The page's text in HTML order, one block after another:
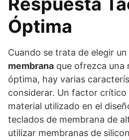
Óptima
Cuando se trata de elegir un
membrana que ofrezca una
óptima, hay varias
considerar. Un factor crítico
material utilizado en el
teclados de membrana de
utilizar membranas de